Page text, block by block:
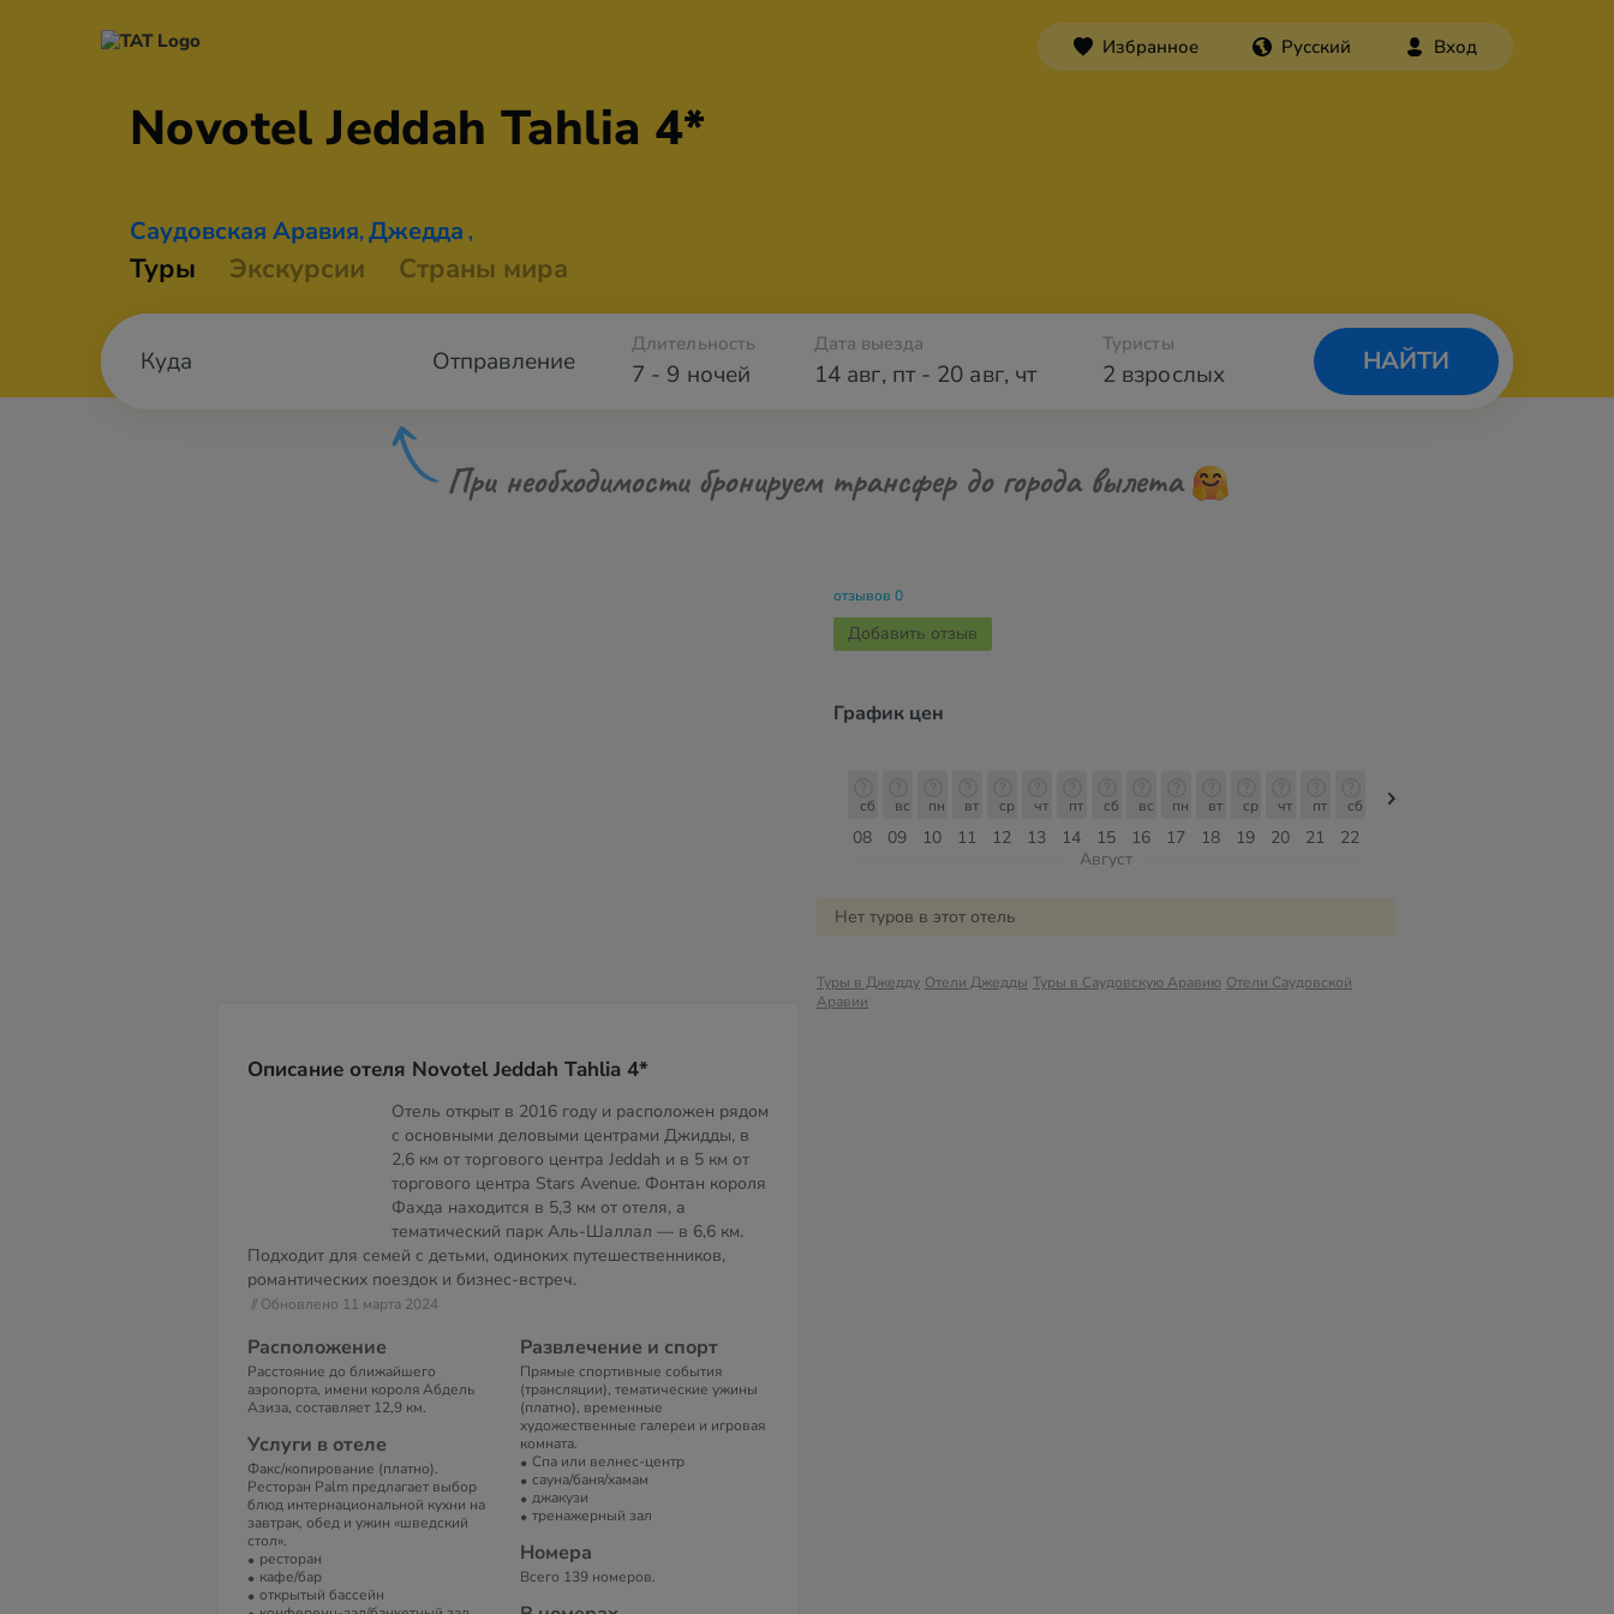
Избранное Русский Вход
Novotel Jeddah Tahlia 4*
Саудовская Аравия, Джедда ,
Туры Экскурсии Страны мира
Отправление 7 - 9 ночей
Длительность Дата выезда
14 авг, пт- 20 авг, чт 2 взрослых
Туристы
НАЙТИ
При необходимости бронируем трансфер до города вылета
Описание отеля Novotel Jeddah Tahlia 4*
Отель открыт в 2016 году и расположен рядом
с основными деловыми центрами Джидды, в
2,6 км от торгового центра Jeddah и в 5 км от
торгового центра Stars Avenue. Фонтан короля
Фахда находится в 5,3 км от отеля, а
тематический парк Аль-Шаллал — в 6,6 км.
Подходит для семей с детьми, одиноких путешественников,
романтических поездок и бизнес-встреч.
// Обновлено 11 марта 2024
Расположение
Расстояние до ближайшего
аэропорта, имени короля Абдель
Азиза, составляет 12,9 км.
Услуги в отеле
Факс/копирование (платно).
Ресторан Palm предлагает выбор
блюд интернациональной кухни на
завтрак, обед и ужин «шведский
стол».
ресторан
кафе/бар
открытый бассейн
Развлечение и спорт
Прямые спортивные события
(трансляции), тематические ужины
(платно), временные
художественные галереи и игровая
комната.
Спа или велнес-центр
сауна/баня/хамам
джакузи
тренажерный зал
Номера
Всего 139 номеров.
отзывов 0
Добавить отзыв
График цен
08
сб
09
вс
10
пн
11
вт
12
ср
13
чт
14
пт
15
сб
16
вс
17
пн
18
вт
19
ср
20
чт
21
пт
22
сб
Август
Нет туров в этот отель
Туры в Джедду Отели Джедды Туры в Саудовскую Аравию Отели Саудовской
Аравии